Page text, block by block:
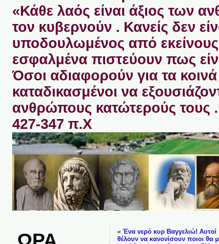
«Κάθε λαός είναι άξιος των
τον κυβερνούν . Κανείς δεν
υποδουλωμένος από
εσφαλμένα πιστεύουν πως
Όσοι αδιαφορούν για τα κοινά
καταδικασμένοι να
ανθρώπους κατώτερούς τους
427-347 π.Χ
« Ένα νερό κυρ Βαγγελιώ! Αυτοί
θέλουν να κανονίσουν ποιοι θα